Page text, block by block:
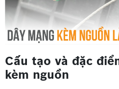
Cấu tạo và đặc
kèm nguồn